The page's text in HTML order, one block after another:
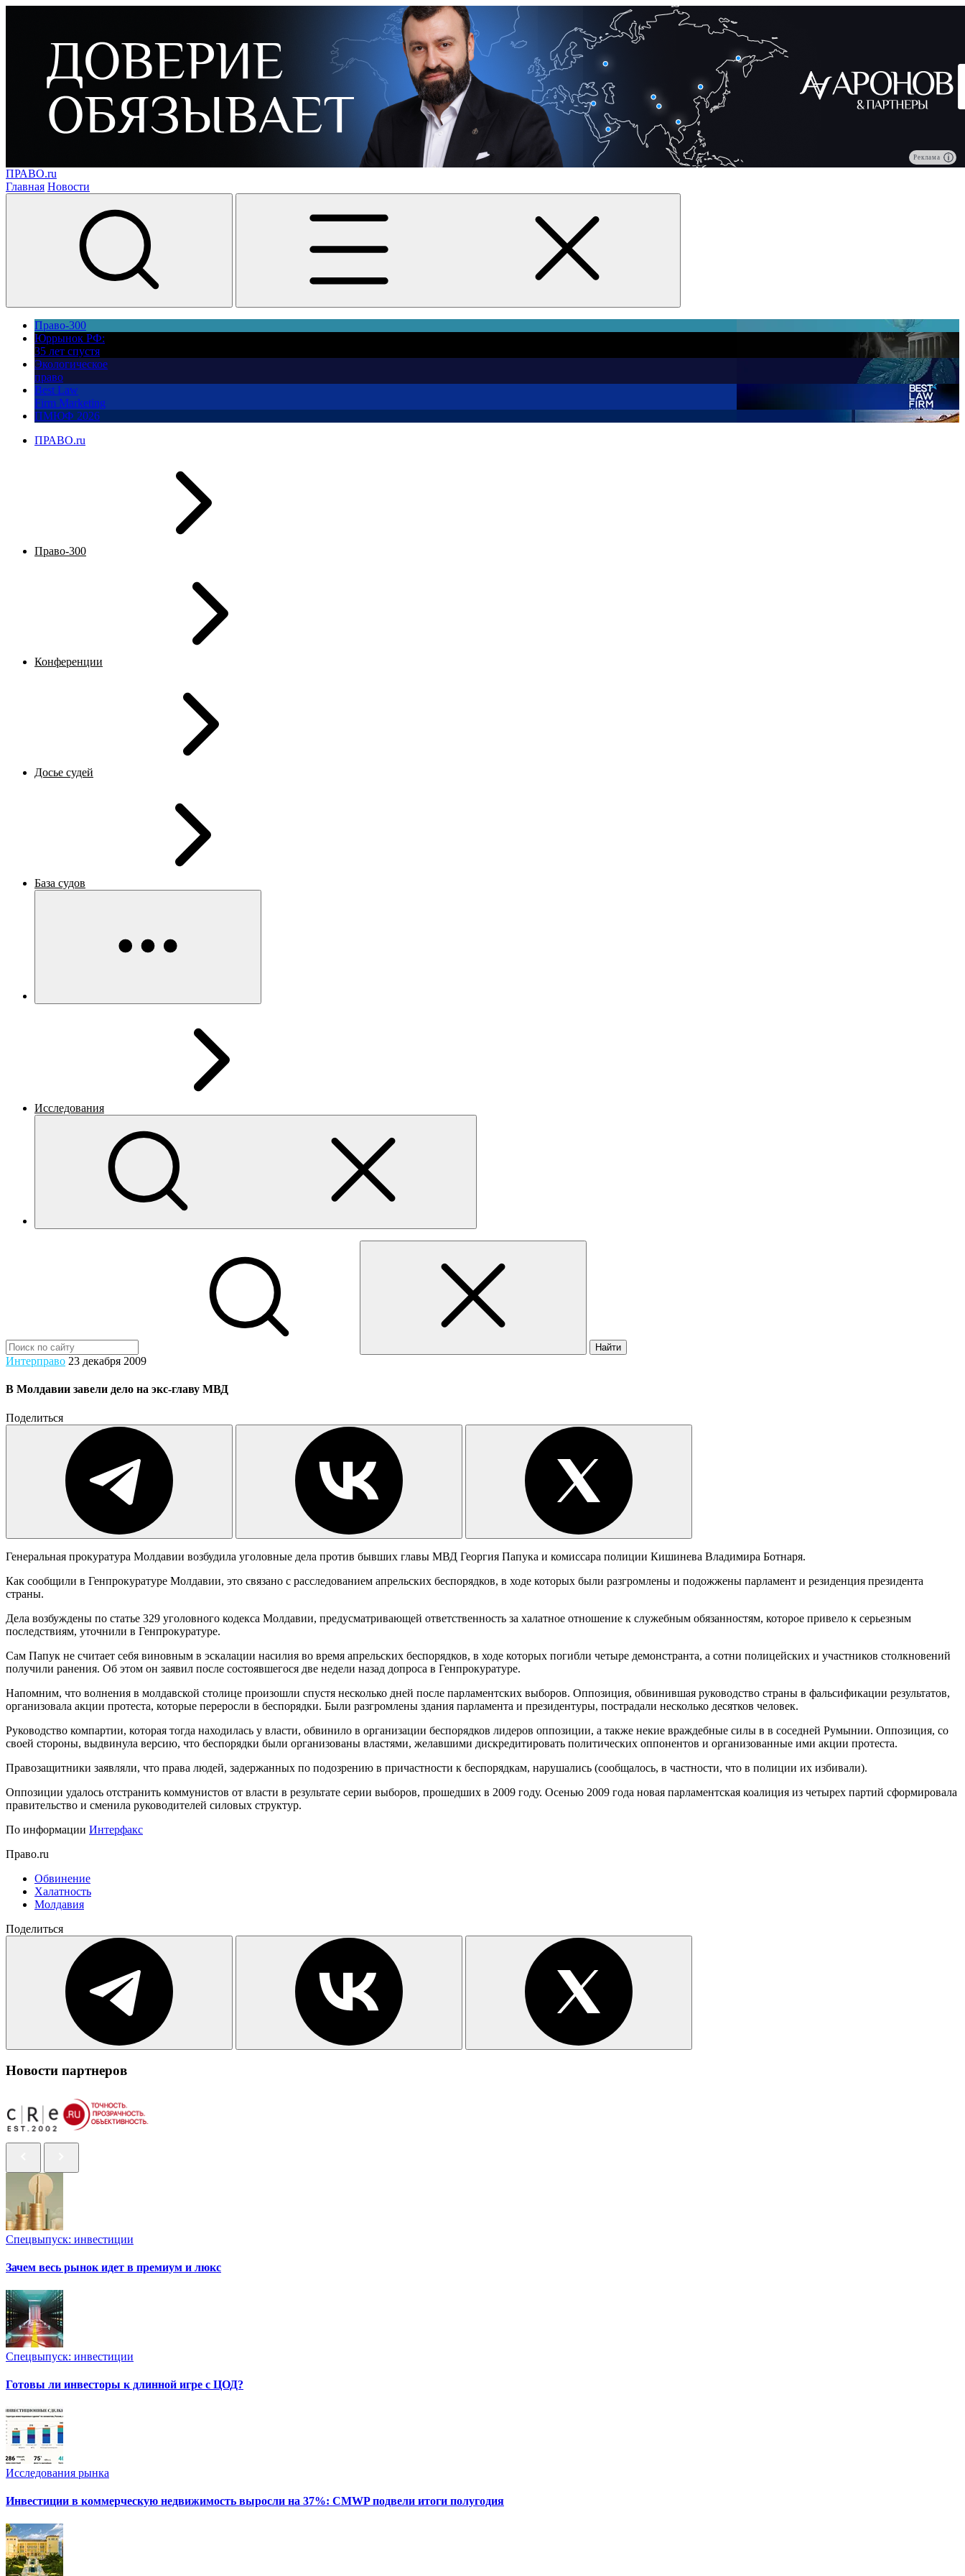
Реклама
ПРАВО.ru
Главная Новости
Право-300
Юррынок РФ:
35 лет спустя
Экологическое
право
Best Law
Firm Marketing
ПМЮФ 2026
ПРАВО.ru
Право-300
Конференции
Досье судей
База судов
Исследования
Найти
Интерправо 23 декабря 2009
В Молдавии завели дело на экс-главу МВД
Поделиться
Генеральная прокуратура Молдавии возбудила уголовные дела против бывших главы МВД Георгия Папука и комиссара полиции Кишинева Владимира Ботнаря.
Как сообщили в Генпрокуратуре Молдавии, это связано с расследованием апрельских беспорядков, в ходе которых были разгромлены и подожжены парламент и резиденция президента
страны.
Дела возбуждены по статье 329 уголовного кодекса Молдавии, предусматривающей ответственность за халатное отношение к служебным обязанностям, которое привело к серьезным
последствиям, уточнили в Генпрокуратуре.
Сам Папук не считает себя виновным в эскалации насилия во время апрельских беспорядков, в ходе которых погибли четыре демонстранта, а сотни полицейских и участников столкновений
получили ранения. Об этом он заявил после состоявшегося две недели назад допроса в Генпрокуратуре.
Напомним, что волнения в молдавской столице произошли спустя несколько дней после парламентских выборов. Оппозиция, обвинившая руководство страны в фальсификации результатов,
организовала акции протеста, которые переросли в беспорядки. Были разгромлены здания парламента и президентуры, пострадали несколько десятков человек.
Руководство компартии, которая тогда находилась у власти, обвинило в организации беспорядков лидеров оппозиции, а также некие враждебные силы в в соседней Румынии. Оппозиция, со
своей стороны, выдвинула версию, что беспорядки были организованы властями, желавшими дискредитировать политических оппонентов и организованные ими акции протеста.
Правозащитники заявляли, что права людей, задержанных по подозрению в причастности к беспорядкам, нарушались (сообщалось, в частности, что в полиции их избивали).
Оппозиции удалось отстранить коммунистов от власти в результате серии выборов, прошедших в 2009 году. Осенью 2009 года новая парламентская коалиция из четырех партий сформировала
правительство и сменила руководителей силовых структур.
По информации Интерфакс
Право.ru
Обвинение
Халатность
Молдавия
Поделиться
Новости партнеров
Спецвыпуск: инвестиции
Зачем весь рынок идет в премиум и люкс
Спецвыпуск: инвестиции
Готовы ли инвесторы к длинной игре с ЦОД?
Исследования рынка
Инвестиции в коммерческую недвижимость выросли на 37%: CMWP подвели итоги полугодия